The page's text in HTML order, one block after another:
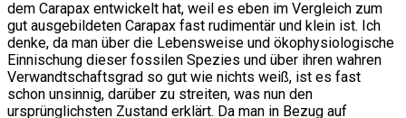
dem Carapax entwickelt hat, weil es eben im Vergleich zum
gut ausgebildeten Carapax fast rudimentär und klein ist. Ich
denke, da man über die Lebensweise und ökophysiologische
Einnischung dieser fossilen Spezies und über ihren wahren
Verwandtschaftsgrad so gut wie nichts weiß, ist es fast
schon unsinnig, darüber zu streiten, was nun den
ursprünglichsten Zustand erklärt. Da man in Bezug auf